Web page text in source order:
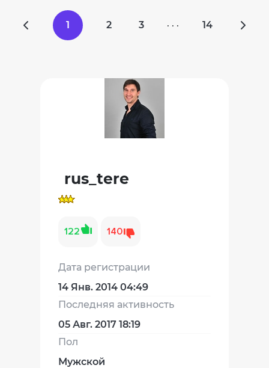
1 2 3 · · · 14
rus_tere
122 140
Дата регистрации
14 Янв. 2014 04:49
Последняя активность
05 Авг. 2017 18:19
Пол
Мужской